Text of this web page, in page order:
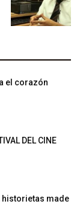
el corazón
DEL CINE
made